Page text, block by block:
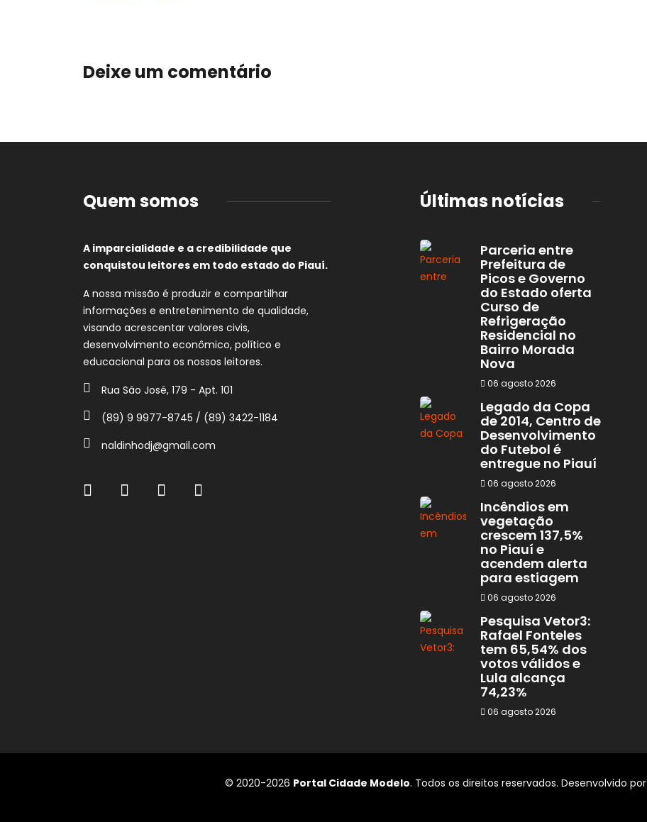
Deixe um comentário
Quem somos
A imparcialidade e a credibilidade que
conquistou leitores em todo estado do Piauí.
A nossa missão é produzir e compartilhar
informações e entretenimento de qualidade,
visando acrescentar valores civis,
desenvolvimento econômico, político e
educacional para os nossos leitores.
Rua São José, 179 - Apt. 101
(89) 9 9977-8745 / (89) 3422-1184
naldinhodj@gmail.com
Últimas notícias
Parceria entre
Prefeitura de
Picos e Governo
do Estado oferta
Curso de
Refrigeração
Residencial no
Bairro Morada
Nova
06 agosto 2026
Legado da Copa
de 2014, Centro de
Desenvolvimento
do Futebol é
entregue no Piauí
06 agosto 2026
Incêndios em
vegetação
crescem 137,5%
no Piauí e
acendem alerta
para estiagem
06 agosto 2026
Pesquisa Vetor3:
Rafael Fonteles
tem 65,54% dos
votos válidos e
Lula alcança
74,23%
06 agosto 2026
© 2020-2026 Portal Cidade Modelo. Todos os direitos reservados. Desenvolvido por